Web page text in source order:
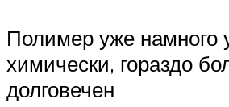
Полимер уже намного
химически, гораздо
долговечен